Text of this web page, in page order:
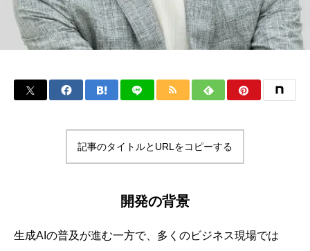
記事のタイトルとURLをコピーする
開発の背景
生成AIの普及が進む一方で、多くのビジネス現場では